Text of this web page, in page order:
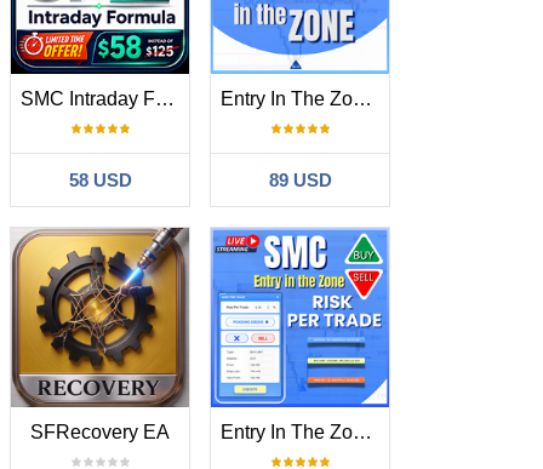
SMC Intraday Formula
58 USD
Entry In The Zone and SMC Multi Timeframe
89 USD
SFRecovery EA Entry In The Zone with SMC Multi Timeframe